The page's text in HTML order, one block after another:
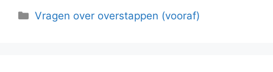
Categorieën
Vragen over overstappen (vooraf)